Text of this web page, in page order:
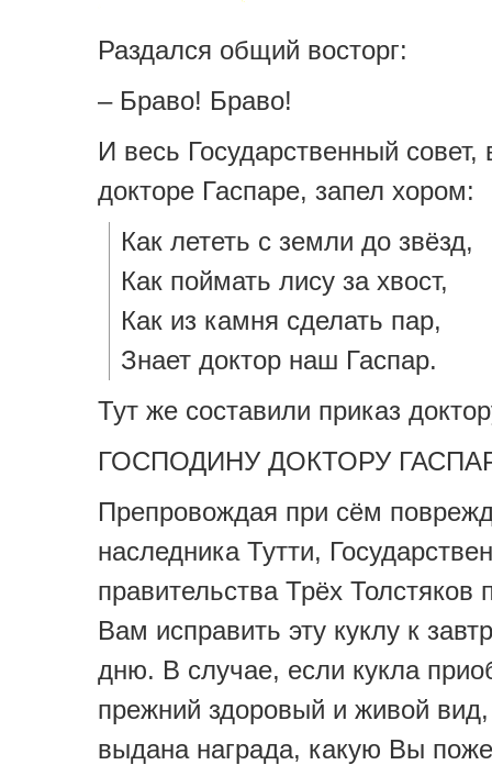
Раздался общий восторг:
– Браво! Браво!
И весь Государственный совет,
докторе Гаспаре, запел хором:
Как лететь с земли до звёзд,
Как поймать лису за хвост,
Как из камня сделать пар,
Знает доктор наш Гаспар.
Тут же составили приказ
ГОСПОДИНУ ДОКТОРУ
Препровождая при сём
наследника Тутти,
правительства Трёх Толстяков
Вам исправить эту куклу к
дню. В случае, если кукла
прежний здоровый и живой
выдана награда, какую Вы